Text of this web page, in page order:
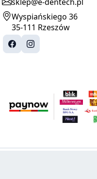
Wyspiańskiego 36
35-111 Rzeszów